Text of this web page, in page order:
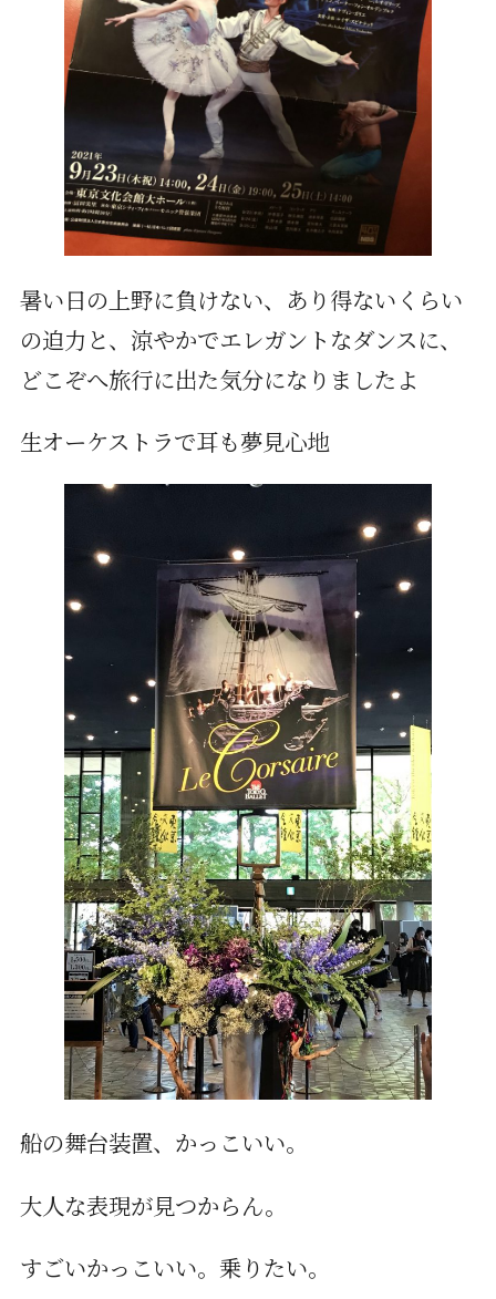
暑い日の上野に負けない、あり得ないくらい
の迫力と、涼やかでエレガントなダンスに、
どこぞへ旅行に出た気分になりましたよ
生オーケストラで耳も夢見心地
船の舞台装置、かっこいい。
大人な表現が見つからん。
すごいかっこいい。乗りたい。